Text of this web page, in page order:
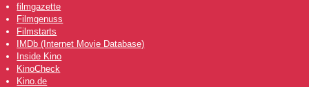
filmgazette
Filmgenuss
Filmstarts
IMDb (Internet Movie Database)
Inside Kino
KinoCheck
Kino.de